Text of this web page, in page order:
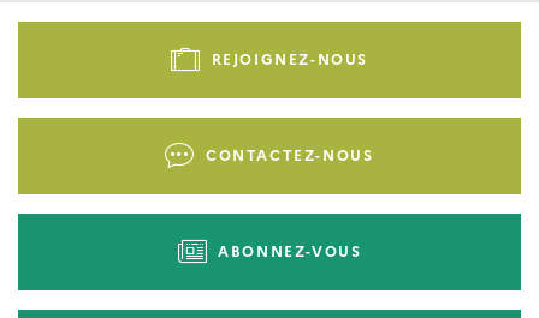
Pied
-
REJOIGNEZ-NOUS
CONTACTEZ-NOUS
ABONNEZ-VOUS